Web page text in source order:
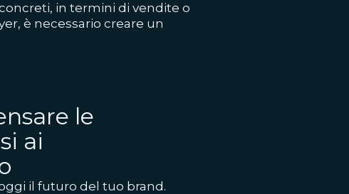
in termini di vendite o
è necessario creare un
le
ai
il futuro del tuo brand.